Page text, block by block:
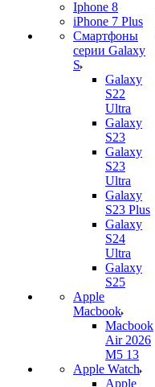
Iphone 8
iPhone 7 Plus
Смартфоны
серии Galaxy
S
Galaxy
S22
Ultra
Galaxy
S23
Galaxy
S23
Ultra
Galaxy
S23 Plus
Galaxy
S24
Ultra
Galaxy
S25
Apple
Macbook
Macbook
Air 2026
M5 13
Apple Watch
Apple